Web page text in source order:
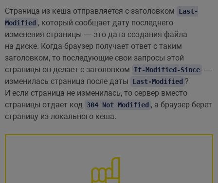
Страница из кеша отправляется с заголовком
Last-
Modified , который сообщает дату последнего
изменения страницы — это дата создания файла
на диске. Когда браузер получает ответ с таким
заголовком, то последующие свои запросы этой
страницы он делает с заголовком
If-Modified-Since —
изменилась страница после даты
Last-Modified ?
И если страница не изменилась, то сервер вместо
страницы отдает код
304 Not Modified , а браузер берет
страницу из локального кеша.